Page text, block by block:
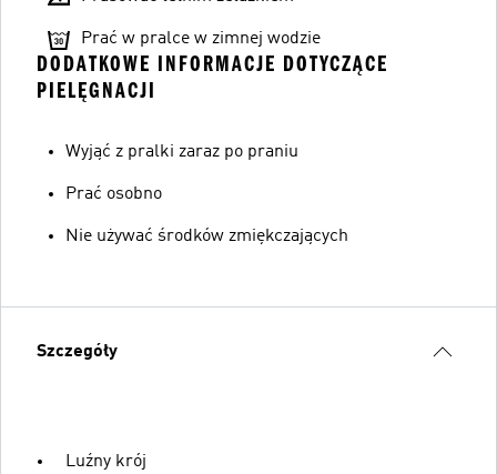
Prać w pralce w zimnej wodzie
DODATKOWE INFORMACJE DOTYCZĄCE
PIELĘGNACJI
Wyjąć z pralki zaraz po praniu
Prać osobno
Nie używać środków zmiękczających
Szczegóły
Luźny krój